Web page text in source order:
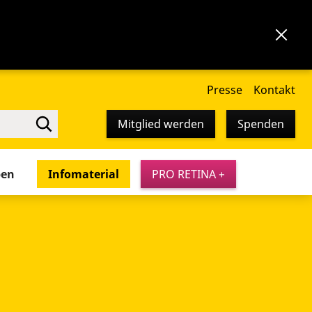
Presse Kontakt
Mitglied werden Spenden
Infomaterial PRO RETINA +